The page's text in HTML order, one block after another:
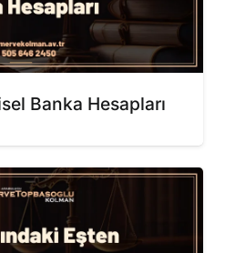
Banka Hesapları